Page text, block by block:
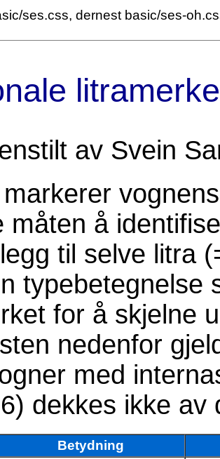
ses.css, dernest basic/ses-
av Svein
måten å
til selve litra
typebetegnelse
for å skjelne
nedenfor
med
dekkes ikke av
Betydning